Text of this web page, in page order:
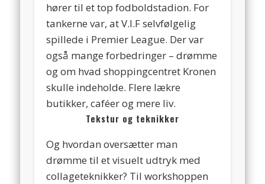
hører til et top fodboldstadion. For
tankerne var, at V.I.F selvfølgelig
spillede i Premier League. Der var
også mange forbedringer – drømme
og om hvad shoppingcentret Kronen
skulle indeholde. Flere lækre
butikker, caféer og mere liv.
Tekstur og teknikker
Og hvordan oversætter man
drømme til et visuelt udtryk med
collageteknikker? Til workshoppen